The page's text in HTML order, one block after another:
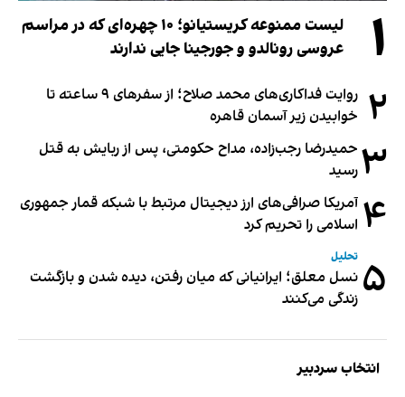
۱
لیست ممنوعه کریستیانو؛ ۱۰ چهره‌ای که در مراسم
عروسی رونالدو و جورجینا جایی ندارند
۲
روایت فداکاری‌های محمد صلاح؛ از سفرهای ۹ ساعته تا
خوابیدن زیر آسمان قاهره
۳ حمیدرضا رجب‌زاده، مداح حکومتی، پس از ربایش به قتل
رسید
۴ آمریکا صرافی‌های ارز دیجیتال مرتبط با شبکه قمار جمهوری
اسلامی را تحریم کرد
۵ تحلیل
نسل معلق؛ ایرانیانی که میان رفتن، دیده شدن و بازگشت
زندگی می‌کنند
انتخاب سردبیر